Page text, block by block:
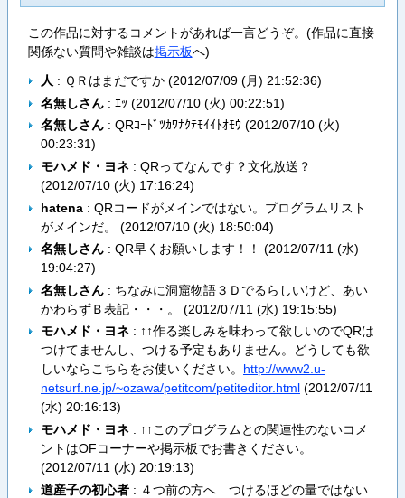
この作品に対するコメントがあれば一言どうぞ。(作品に直接
関係ない質問や雑談は掲示板へ)
人 : ＱＲはまだですか (2012/07/09 (月) 21:52:36)
名無しさん: ｴｯ (2012/07/10 (火) 00:22:51)
名無しさん: QRｺｰﾄﾞﾂｶﾜﾅｸﾃﾓｲｲﾄｵﾓｳ (2012/07/10 (火)
00:23:31)
モハメド・ヨネ: QRってなんです？文化放送？
(2012/07/10 (火) 17:16:24)
hatena: QRコードがメインではない。プログラムリスト
がメインだ。 (2012/07/10 (火) 18:50:04)
名無しさん: QR早くお願いします！！ (2012/07/11 (水)
19:04:27)
名無しさん: ちなみに洞窟物語３Ｄでるらしいけど、あい
かわらずＢ表記・・・。 (2012/07/11 (水) 19:15:55)
モハメド・ヨネ: ↑↑作る楽しみを味わって欲しいのでQRは
つけてませんし、つける予定もありません。どうしても欲
しいならこちらをお使いください。 http://www2.u-
netsurf.ne.jp/~ozawa/petitcom/petiteditor.html(2012/07/11
(水) 20:16:13)
モハメド・ヨネ: ↑↑このプログラムとの関連性のないコメ
ントはOFコーナーや掲示板でお書きください。
(2012/07/11 (水) 20:19:13)
道産子の初心者: ４つ前の方へ つけるほどの量ではない